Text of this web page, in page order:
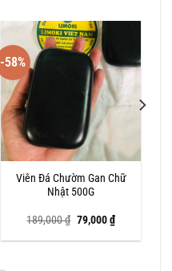
-58%
Viên Đá Chườm Gan Chữ
Nhật 500G
189,000₫ Giá
gốc
là:
79,000₫Giá
hiện
tại